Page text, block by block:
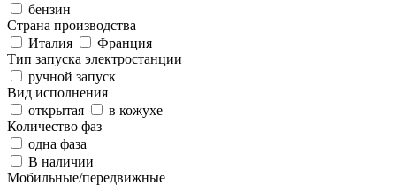
бензин
Страна производства
Италия
Франция
Тип запуска электростанции
ручной запуск
Вид исполнения
открытая
в кожухе
Количество фаз
одна фаза
В наличии
Мобильные/передвижные